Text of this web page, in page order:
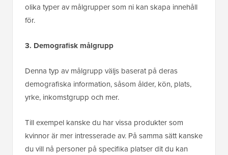
olika typer av målgrupper som ni kan skapa innehåll
för.
3. Demografisk målgrupp
Denna typ av målgrupp väljs baserat på deras
demografiska information, såsom ålder, kön, plats,
yrke, inkomstgrupp och mer.
Till exempel kanske du har vissa produkter som
kvinnor är mer intresserade av. På samma sätt kanske
du vill nå personer på specifika platser dit du kan